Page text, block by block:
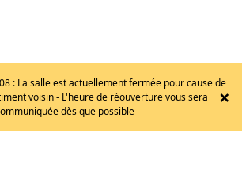
: La salle est actuellement fermée pour cause de
voisin - L'heure de réouverture vous sera
dès que possible
×